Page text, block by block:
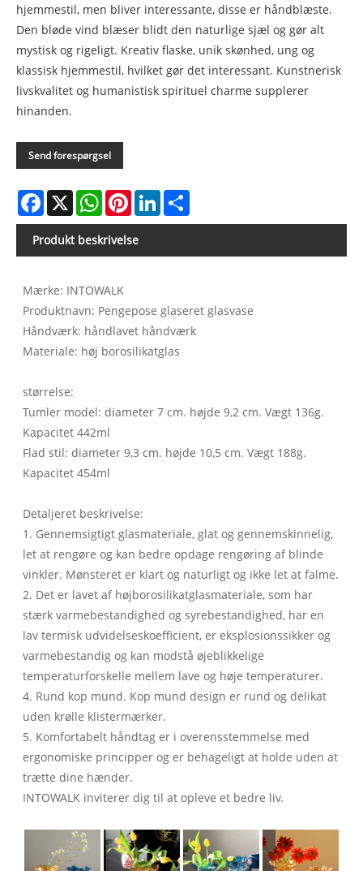
hjemmestil, men bliver interessante, disse er håndblæste.
Den bløde vind blæser blidt den naturlige sjæl og gør alt
mystisk og rigeligt. Kreativ flaske, unik skønhed, ung og
klassisk hjemmestil, hvilket gør det interessant. Kunstnerisk
livskvalitet og humanistisk spirituel charme supplerer
hinanden.
Send forespørgsel
Facebook
X WhatsAppPinterestLinkedIn
Produkt beskrivelse
Mærke: INTOWALK
Produktnavn: Pengepose glaseret glasvase
Håndværk: håndlavet håndværk
Materiale: høj borosilikatglas
størrelse:
Tumler model: diameter 7 cm. højde 9,2 cm. Vægt 136g.
Kapacitet 442ml
Flad stil: diameter 9,3 cm. højde 10,5 cm. Vægt 188g.
Kapacitet 454ml
Detaljeret beskrivelse:
1. Gennemsigtigt glasmateriale, glat og gennemskinnelig,
let at rengøre og kan bedre opdage rengøring af blinde
vinkler. Mønsteret er klart og naturligt og ikke let at falme.
2. Det er lavet af højborosilikatglasmateriale, som har
stærk varmebestandighed og syrebestandighed, har en
lav termisk udvidelseskoefficient, er eksplosionssikker og
varmebestandig og kan modstå øjeblikkelige
temperaturforskelle mellem lave og høje temperaturer.
4. Rund kop mund. Kop mund design er rund og delikat
uden krølle klistermærker.
5. Komfortabelt håndtag er i overensstemmelse med
ergonomiske principper og er behageligt at holde uden at
trætte dine hænder.
INTOWALK inviterer dig til at opleve et bedre liv.